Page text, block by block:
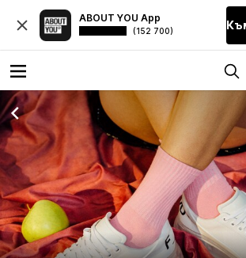
ABOUT YOU App
(152 700)